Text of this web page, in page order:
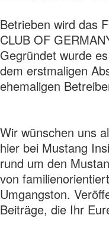
Betrieben wird das
CLUB OF
Gegründet wurde
dem erstmaligen
ehemaligen
Wir wünschen uns
hier bei Mustang
rund um den
von
Umgangston.
Beiträge, die Ihr